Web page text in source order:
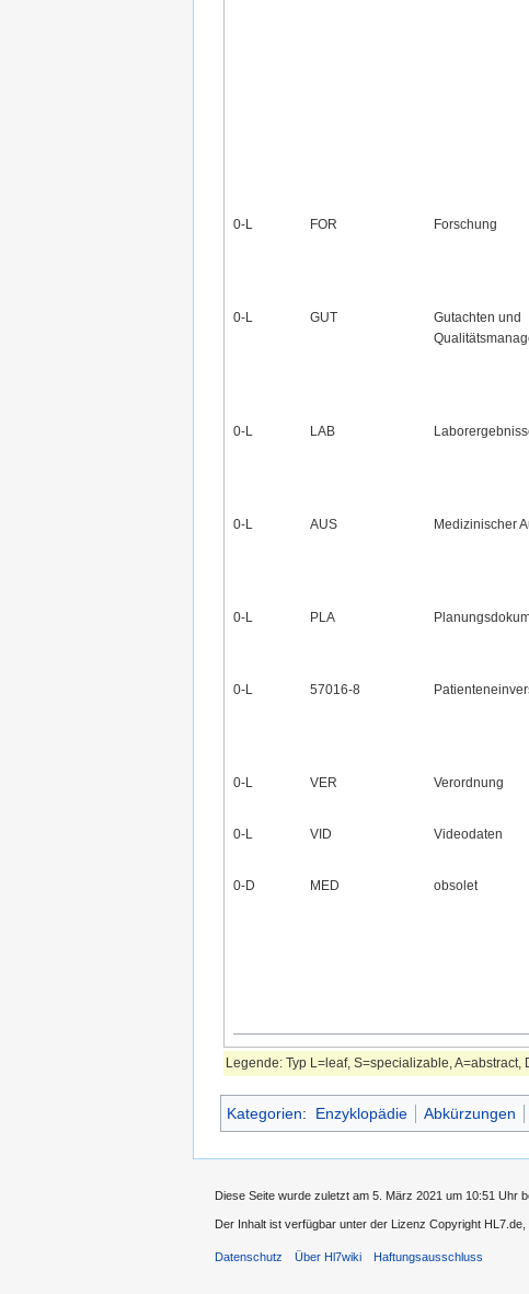
0‑L
FOR Forschung
0‑L
GUT
Gutachten und
0‑L
LAB
0‑L
AUS Medizinischer
0‑L
PLA
0‑L
57016-8
0‑L
VER Verordnung
0‑L
VID Videodaten
0‑D
MED obsolet
Legende: Typ L=leaf, S=specializable,
Kategorien: Enzyklopädie Abkürzungen
Diese Seite wurde zuletzt am 5. März 2021 um 10:51 Uhr
Der Inhalt ist verfügbar unter der Lizenz Copyright
Datenschutz Über Hl7wiki Haftungsausschluss